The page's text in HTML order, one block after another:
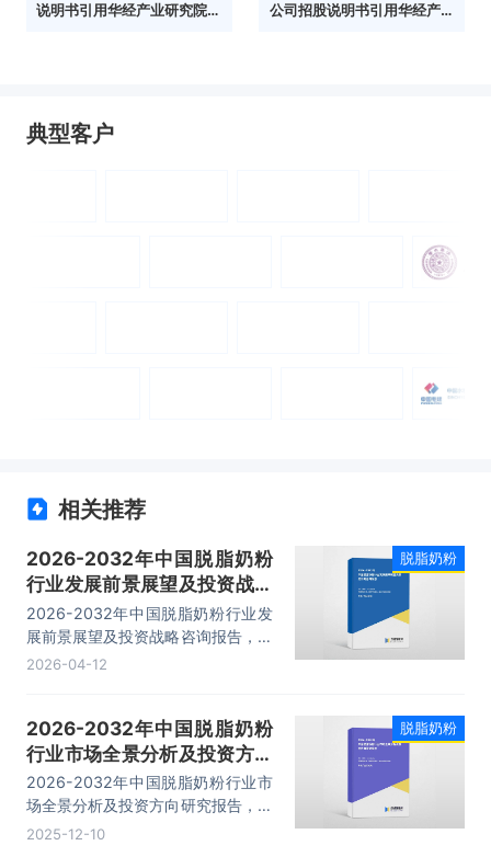
说明书引用华经产业研究院数
公司招股说明书引用华经产业
典型客户
相关推荐
2026-2032年中国脱脂奶粉
行业发展前景展望及投资战略
咨询报告
2026-2032年中国脱脂奶粉行业发
展前景展望及投资战略咨询报告，主
要包括企业竞争分析、发展趋势与前
2026-04-12
脱脂奶粉
2026-2032年中国脱脂奶粉
行业市场全景分析及投资方向
研究报告
2026-2032年中国脱脂奶粉行业市
场全景分析及投资方向研究报告，主
要包括行业发展趋势与投资机会研
2025-12-10
脱脂奶粉